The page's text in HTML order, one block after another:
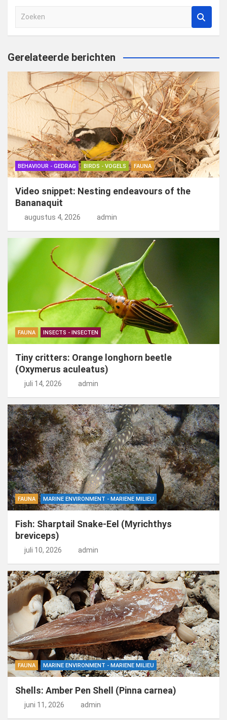
e
e
Gerelateerde berichten
BEHAVIOUR - GEDRAG BIRDS - VOGELS FAUNA
Video snippet: Nesting endeavours of the
Bananaquit
augustus 4, 2026 admin
FAUNA INSECTS - INSECTEN
Tiny critters: Orange longhorn beetle
(Oxymerus aculeatus)
juli 14, 2026 admin
FAUNA MARINE ENVIRONMENT - MARIENE MILIEU
Fish: Sharptail Snake-Eel (Myrichthys
breviceps)
juli 10, 2026 admin
FAUNA MARINE ENVIRONMENT - MARIENE MILIEU
Shells: Amber Pen Shell (Pinna carnea)
juni 11, 2026 admin